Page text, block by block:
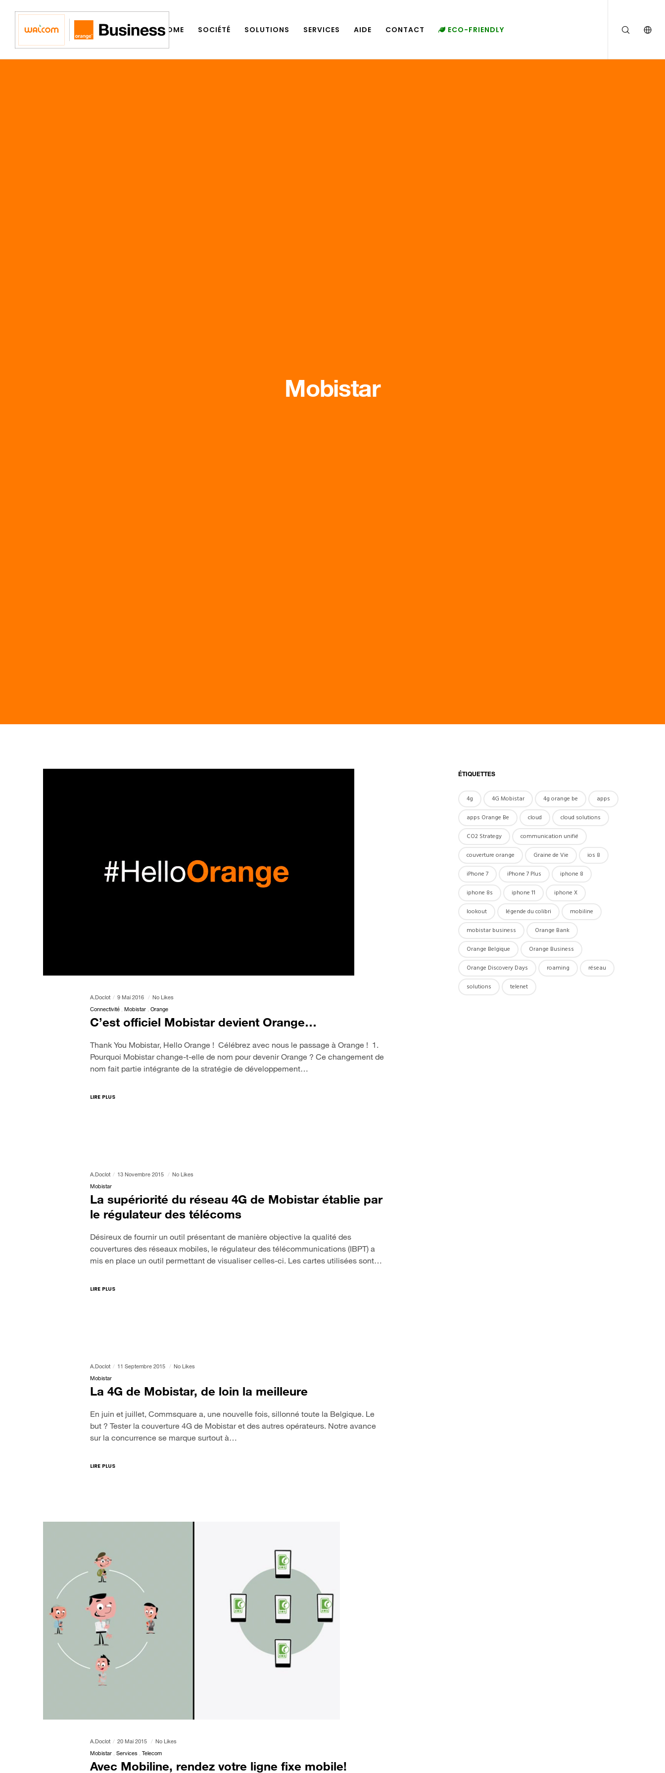
HOME SOCIÉTÉ SOLUTIONS SERVICES AIDE CONTACT ECO-FRIENDLY
Mobistar
A.doclot 9 Mai 2016 No Likes
Connectivité Mobistar Orange
C’est officiel Mobistar devient Orange…
Thank You Mobistar, Hello Orange ! Célébrez avec nous le passage à Orange ! 1.
Pourquoi Mobistar change-t-elle de nom pour devenir Orange ? Ce changement de
nom fait partie intégrante de la stratégie de développement…
LIRE PLUS
A.doclot 13 Novembre 2015 No Likes
Mobistar
La supériorité du réseau 4G de Mobistar établie par
le régulateur des télécoms
Désireux de fournir un outil présentant de manière objective la qualité des
couvertures des réseaux mobiles, le régulateur des télécommunications (IBPT) a
mis en place un outil permettant de visualiser celles-ci. Les cartes utilisées sont…
LIRE PLUS
A.doclot 11 Septembre 2015 No Likes
Mobistar
La 4G de Mobistar, de loin la meilleure
En juin et juillet, Commsquare a, une nouvelle fois, sillonné toute la Belgique. Le
but ? Tester la couverture 4G de Mobistar et des autres opérateurs. Notre avance
sur la concurrence se marque surtout à…
LIRE PLUS
A.doclot 20 Mai 2015 No Likes
Mobistar Services Telecom
Avec Mobiline, rendez votre ligne fixe mobile!
ÉTIQUETTES
4g 4G Mobistar 4g orange be
apps
apps Orange Be
cloud
cloud solutions
CO2 Strategy
communication unifié
couverture orange
Graine de Vie
ios 8
iPhone 7
iPhone 7 Plus
iphone 8
iphone 8s
iphone 11
iphone X
lookout
légende du colibri
mobiline
mobistar business
Orange Bank
Orange Belgique
Orange Business
Orange Discovery Days
roaming
réseau
solutions
telenet